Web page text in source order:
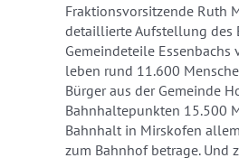
Fraktionsvorsitzende Ruth
detaillierte Aufstellung des
Gemeindeteile
leben rund 11.600
Bürger aus der Gemeinde
Bahnhaltepunkten 15.500
Bahnhalt in Mirskofen
zum Bahnhof betrage. Und